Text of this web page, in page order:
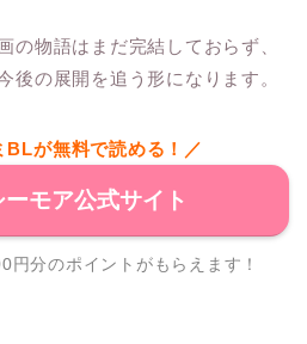
の物語はまだ完結しておらず、
後の展開を追う形になります。
BLが無料で読める！／
ーモア公式サイト
分のポイントがもらえます！